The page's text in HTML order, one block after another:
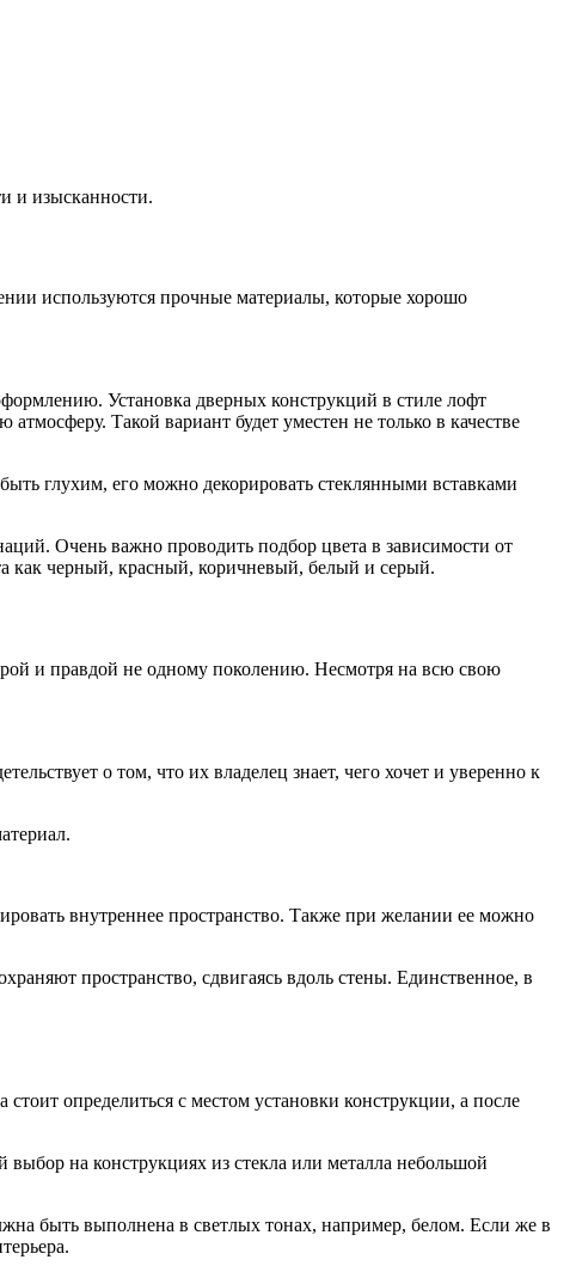
и изысканности.
используются прочные материалы, которые хорошо
Установка дверных конструкций в стиле лофт
Такой вариант будет уместен не только в качестве
глухим, его можно декорировать стеклянными вставками
Очень важно проводить подбор цвета в зависимости от
как черный, красный, коричневый, белый и серый.
и правдой не одному поколению. Несмотря на всю свою
о том, что их владелец знает, чего хочет и уверенно к
внутреннее пространство. Также при желании ее можно
пространство, сдвигаясь вдоль стены. Единственное, в
определиться с местом установки конструкции, а после
на конструкциях из стекла или металла небольшой
быть выполнена в светлых тонах, например, белом. Если же в